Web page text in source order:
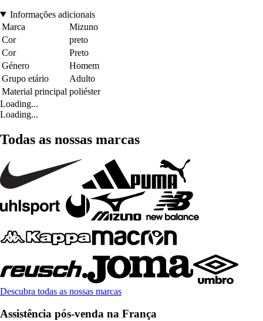
Informações adicionais
Marca
Mizuno
Cor
preto
Cor
Preto
Género
Homem
Grupo etário
Adulto
Material principal poliéster
Loading...
Loading...
Todas as nossas marcas
Descubra todas as nossas marcas
Assistência pós-venda na França